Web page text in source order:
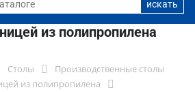
из полипропилена
Столы
Производственные столы
из полипропилена